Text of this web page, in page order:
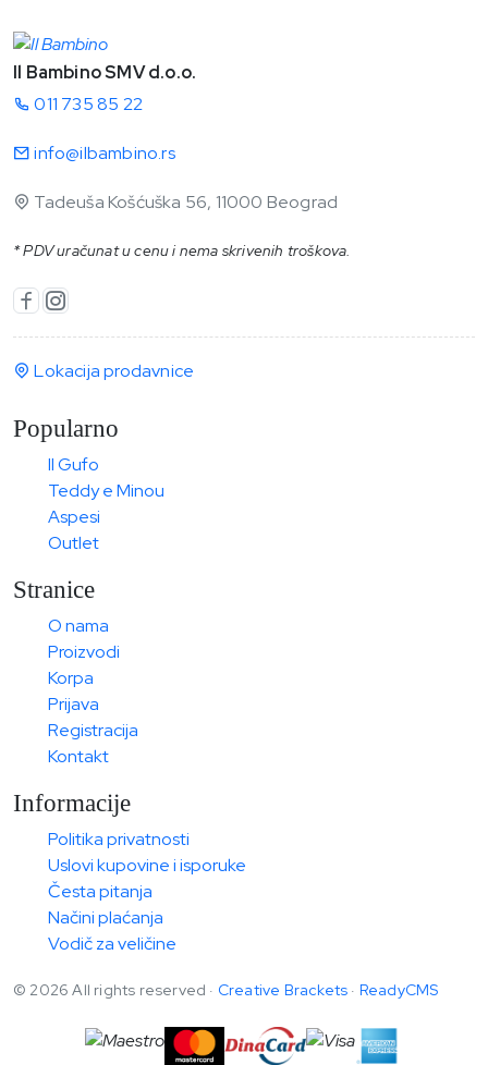
Il Bambino SMV d.o.o.
011 735 85 22
info@ilbambino.rs
Tadeuša Košćuška 56, 11000 Beograd
* PDV uračunat u cenu i nema skrivenih troškova.
Lokacija prodavnice
Popularno
Il Gufo
Teddy e Minou
Aspesi
Outlet
Stranice
O nama
Proizvodi
Korpa
Prijava
Registracija
Kontakt
Informacije
Politika privatnosti
Uslovi kupovine i isporuke
Česta pitanja
Načini plaćanja
Vodič za veličine
© 2026 All rights reserved · Creative Brackets · ReadyCMS